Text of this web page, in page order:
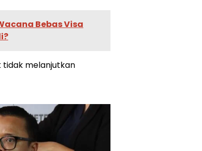
Bebas Visa
tidak melanjutkan